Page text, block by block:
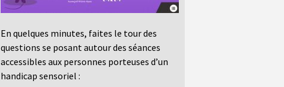
En quelques minutes, faites le tour des
questions se posant autour des séances
accessibles aux personnes porteuses d’un
handicap sensoriel :